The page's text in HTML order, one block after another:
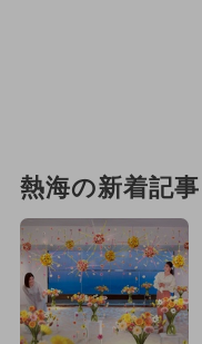
熱海の新着記事